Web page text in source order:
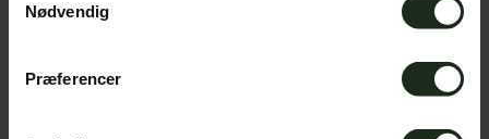
Nødvendig
Præferencer
Alt du skal gøre, er, at udfylde kontaktformularen